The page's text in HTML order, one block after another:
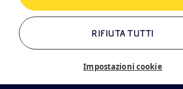
ALTRI LINK
Chi siamo Contatti
Il sistema di gestione delle
segnalazioni
Impostazioni cookie
RIFIUTA TUTTI